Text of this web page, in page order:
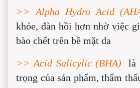
>> Alpha Hydro Acid
khỏe, đàn hồi hơn nhờ việc
bào chết trên bề mặt da
>> Acid Salicylic (BHA) là
trọng của sản phẩm, thẩm